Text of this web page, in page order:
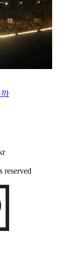
reserved